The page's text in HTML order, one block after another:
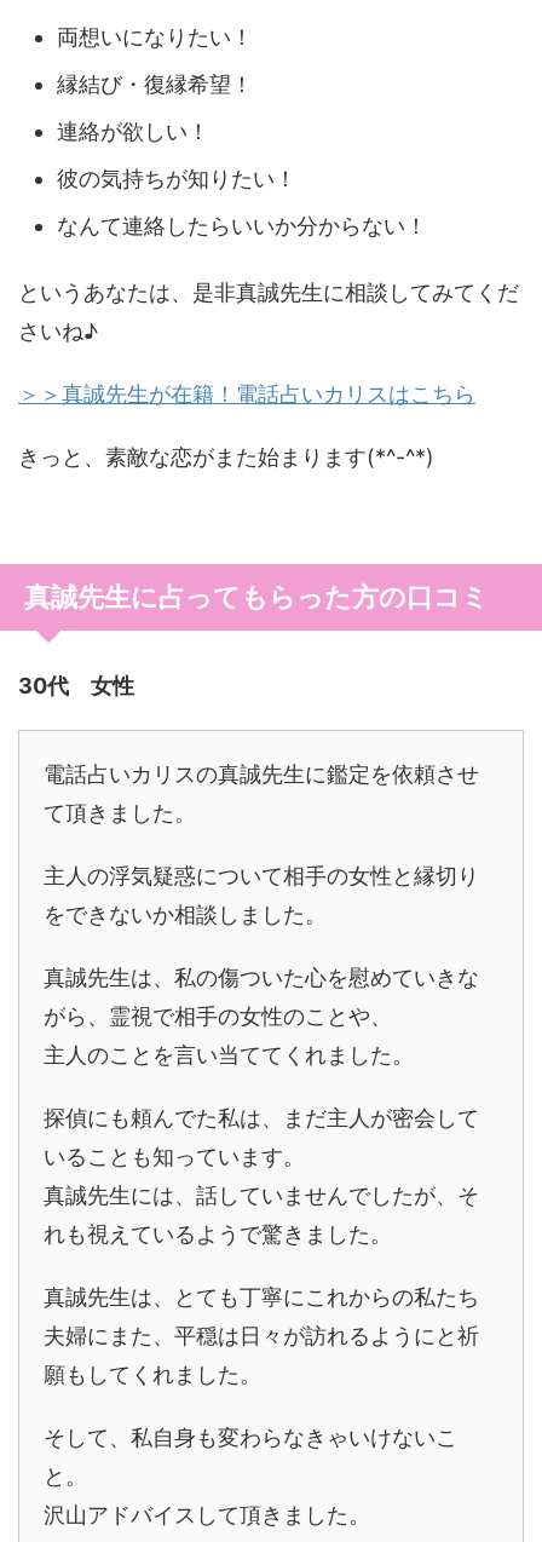
両想いになりたい！
縁結び・復縁希望！
連絡が欲しい！
彼の気持ちが知りたい！
なんて連絡したらいいか分からない！
というあなたは、是非真誠先生に相談してみてくだ
さいね♪
＞＞真誠先生が在籍！電話占いカリスはこちら
きっと、素敵な恋がまた始まります(*^-^*)
真誠先生に占ってもらった方の口コミ
30代 女性
電話占いカリスの真誠先生に鑑定を依頼させ
て頂きました。
主人の浮気疑惑について相手の女性と縁切り
をできないか相談しました。
真誠先生は、私の傷ついた心を慰めていきな
がら、霊視で相手の女性のことや、
主人のことを言い当ててくれました。
探偵にも頼んでた私は、まだ主人が密会して
いることも知っています。
真誠先生には、話していませんでしたが、そ
れも視えているようで驚きました。
真誠先生は、とても丁寧にこれからの私たち
夫婦にまた、平穏は日々が訪れるようにと祈
願もしてくれました。
そして、私自身も変わらなきゃいけないこ
と。
沢山アドバイスして頂きました。